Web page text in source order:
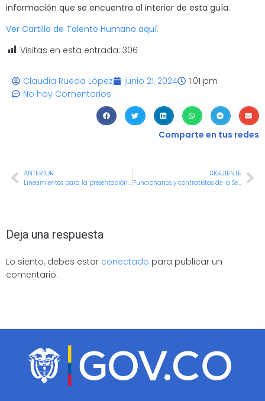
información que se encuentra al interior de esta guía.
Ver Cartilla de Talento Humano aquí.
Visitas en esta entrada: 306
Claudia Rueda López junio 21, 2024
1:01 pm
No hay Comentarios
Comparte en tus redes
ANTERIOR
Lineamientos para la presentación de carta de renuncia para el disfrute de la pensión de vejez
SIGUIENTE
Funcionarios y contratistas de la Secretaría de Bienestar Social se capacitan en Planificación Estratégica
Deja una respuesta
Lo siento, debes estar conectado para publicar un
comentario.